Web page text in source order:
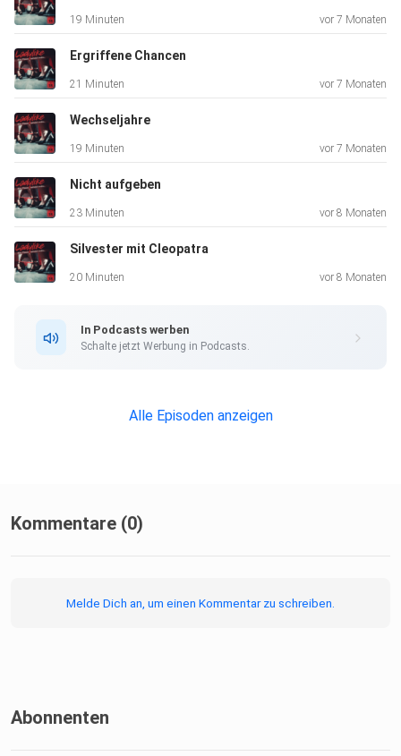
19 Minuten vor 7 Monaten
Ergriffene Chancen
21 Minuten vor 7 Monaten
Wechseljahre
19 Minuten vor 7 Monaten
Nicht aufgeben
23 Minuten vor 8 Monaten
Silvester mit Cleopatra
20 Minuten vor 8 Monaten
In Podcasts werben
Schalte jetzt Werbung in Podcasts.
Alle Episoden anzeigen
Kommentare (0)
Melde Dich an, um einen Kommentar zu schreiben.
Abonnenten